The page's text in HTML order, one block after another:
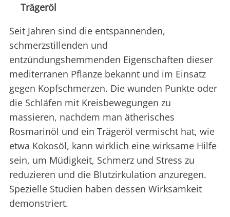
Trägeröl
Seit Jahren sind die entspannenden,
schmerzstillenden und
entzündungshemmenden Eigenschaften dieser
mediterranen Pflanze bekannt und im Einsatz
gegen Kopfschmerzen. Die wunden Punkte oder
die Schläfen mit Kreisbewegungen zu
massieren, nachdem man ätherisches
Rosmarinöl und ein Trägeröl vermischt hat, wie
etwa Kokosöl, kann wirklich eine wirksame Hilfe
sein, um Müdigkeit, Schmerz und Stress zu
reduzieren und die Blutzirkulation anzuregen.
Spezielle Studien haben dessen Wirksamkeit
demonstriert.